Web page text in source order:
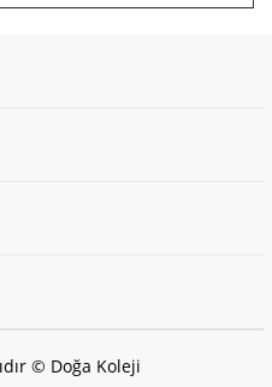
© Doğa Koleji